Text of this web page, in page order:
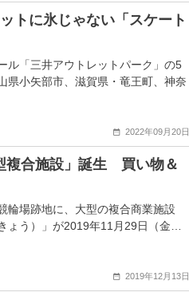
トに氷じゃない「スケート
ル「三井アウトレットパーク」の5
県小矢部市、滋賀県・竜王町、神奈
2022年09月20日
複合施設」誕生 買い物＆
輪場跡地に、大型の複合商業施設
ょう）」が2019年11月29日（金…
2019年12月13日